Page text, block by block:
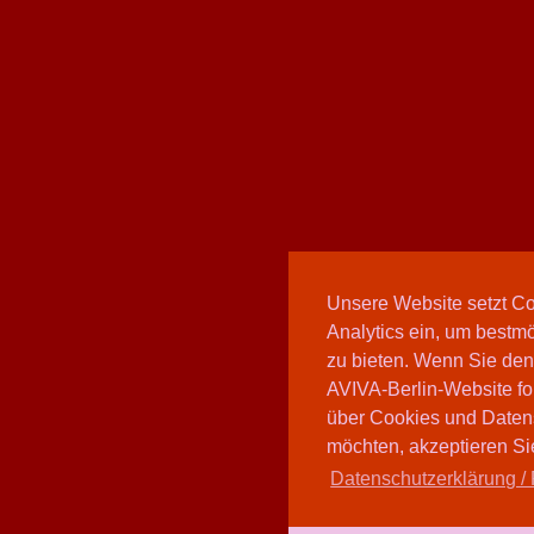
Unsere Website setzt
Analytics ein, um
zu bieten. Wenn Sie
AVIVA-Berlin-Website
über Cookies und
möchten, akzeptieren
Datenschutzerklärung /